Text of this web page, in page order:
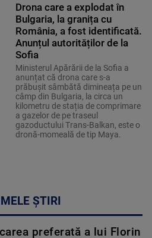
Drona care a explodat în
Bulgaria, la granița cu
România, a fost identificată.
Anunțul autorităților de la
Sofia
Ministerul Apărării de la Sofia a
anunțat că drona care s-a
prăbușit sâmbătă dimineața pe un
câmp din Bulgaria, la circa un
kilometru de stația de comprimare
a gazelor de pe traseul
gazoductului Trans-Balkan, este o
dronă-momeală de tip Maya.
ȘTIRI
preferată a lui Florin